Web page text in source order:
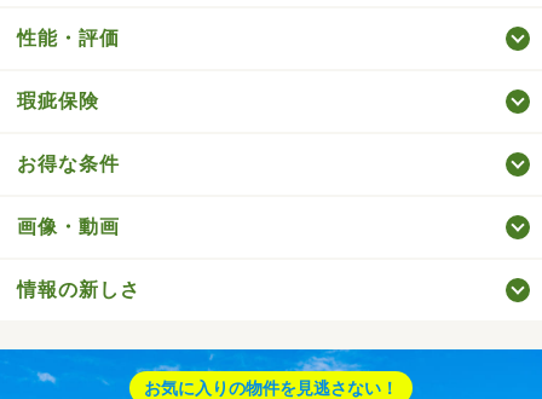
性能・評価
瑕疵保険
お得な条件
画像・動画
情報の新しさ
お気に入りの物件を見逃さない！